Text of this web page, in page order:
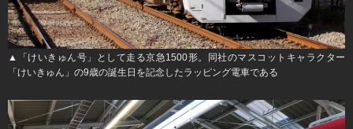
▲「けいきゅん号」として走る京急1500形。同社のマスコットキャラクター
「けいきゅん」の9歳の誕生日を記念したラッピング電車である